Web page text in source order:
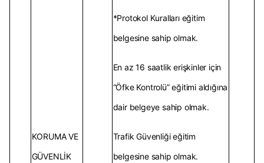
KORUMA VE
GÜVENLİK
*Protokol Kuralları eğitim
belgesine sahip olmak.
En az 16 saatlik erişkinler için
“Öfke Kontrolü” eğitimi aldığına
dair belgeye sahip olmak.
Trafik Güvenliği eğitim
belgesine sahip olmak.